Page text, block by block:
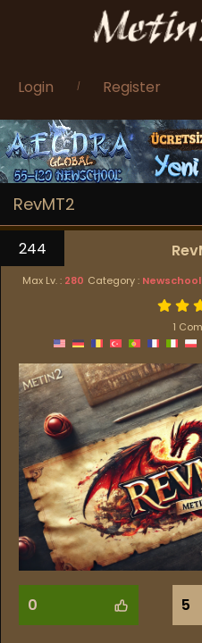
Login / Register
RevMT2
244
Max Lv. : 280 Category : Newschool
1
0 5